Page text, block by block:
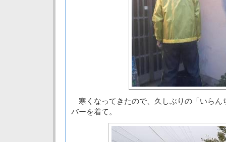
寒くなってきたので、久しぶりの「いら
バーを着て。